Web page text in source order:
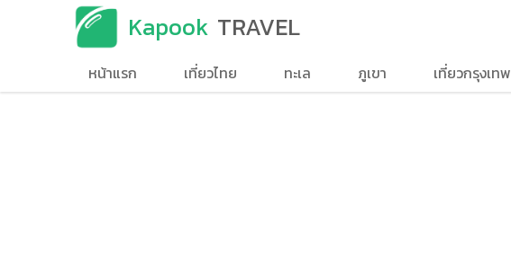
Kapook TRAVEL
หน้าแรก เที่ยวไทย ทะเล ภูเขา เที่ยวกรุงเทพ